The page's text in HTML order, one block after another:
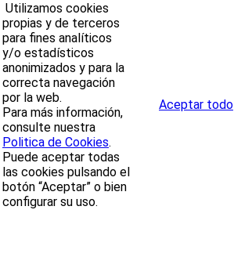
Utilizamos cookies
propias y de terceros
para fines analíticos
y/o estadísticos
anonimizados y para la
correcta navegación
por la web.
Para más información,
consulte nuestra
Politica de Cookies.
Puede aceptar todas
las cookies pulsando el
botón “Aceptar” o bien
configurar su uso.
Aceptar todo